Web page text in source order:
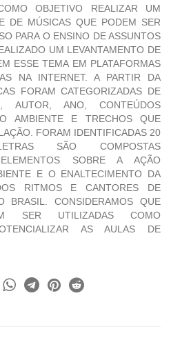
OBJETIVO REALIZAR UM
DE MÚSICAS QUE PODEM SER
PARA O ENSINO DE ASSUNTOS
UM LEVANTAMENTO DE
ESSE TEMA EM PLATAFORMAS
NA INTERNET. A PARTIR DA
FORAM CATEGORIZADAS DE
AUTOR, ANO, CONTEÚDOS
AMBIENTE E TRECHOS QUE
FORAM IDENTIFICADAS 20
SÃO COMPOSTAS
SOBRE A AÇÃO
E O ENALTECIMENTO DA
RITMOS E CANTORES DE
BRASIL. CONSIDERAMOS QUE
SER UTILIZADAS COMO
AS AULAS DE